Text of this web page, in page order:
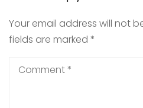
Your email address will not
fields are marked *